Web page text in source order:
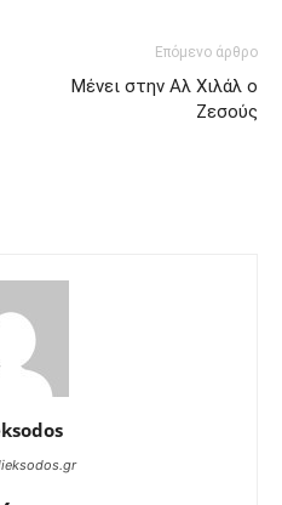
Επόμενο άρθρο
Μένει στην Αλ Χιλάλ ο
Ζεσούς